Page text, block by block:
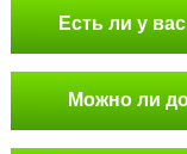
Есть ли у
Можно ли